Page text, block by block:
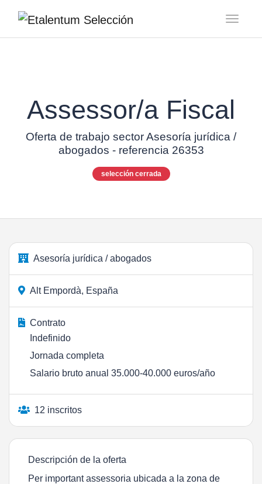
Assessor/a Fiscal
Oferta de trabajo sector Asesoría jurídica /
abogados - referencia 26353
selección cerrada
Asesoría jurídica / abogados
Alt Empordà, España
Contrato
Indefinido
Jornada completa
Salario bruto anual 35.000-40.000 euros/año
12 inscritos
Descripción de la oferta
Per important assessoria ubicada a la zona de